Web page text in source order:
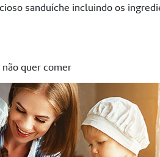
sanduíche incluindo os
quer comer